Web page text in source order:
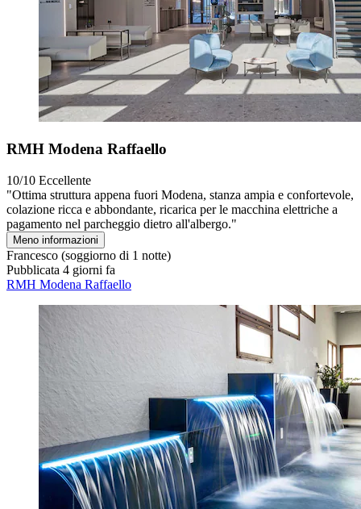
RMH Modena Raffaello
10/10 Eccellente
"Ottima struttura appena fuori Modena, stanza ampia e confortevole,
colazione ricca e abbondante, ricarica per le macchina elettriche a
pagamento nel parcheggio dietro all'albergo."
Meno informazioni
Francesco (soggiorno di 1 notte)
Pubblicata 4 giorni fa
RMH Modena Raffaello